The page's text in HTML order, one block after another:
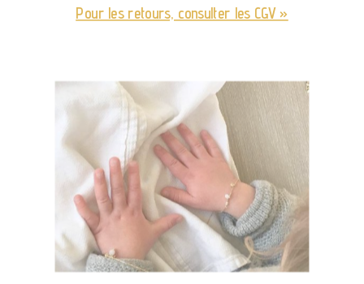
Pour les retours, consulter les CGV »